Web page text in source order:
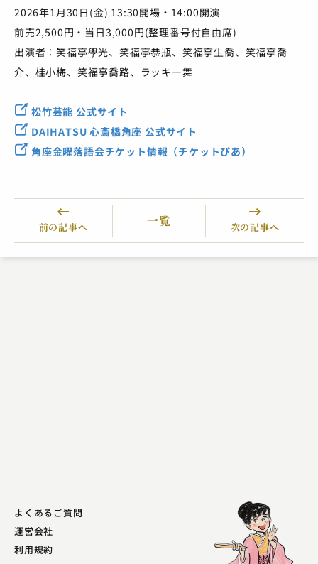
2026年1月30日(金) 13:30開場・14:00開演
前売2,500円・当日3,000円(整理番号付自由席)
出演者：笑福亭學光、笑福亭恭瓶、笑福亭生喬、笑福亭喬
介、桂小梅、笑福亭喬路、ラッキー舞
松竹芸能 公式サイト
DAIHATSU 心斎橋角座 公式サイト
角座金曜落語会チケット情報（チケットぴあ）
前の記事へ 一覧 次の記事へ
よくあるご質問
運営会社
利用規約